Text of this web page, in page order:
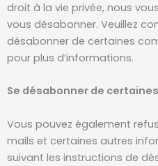
droit à la vie privée, nous
vous désabonner. Veuillez
désabonner de certaines
pour plus d’informations.
Se désabonner de
Vous pouvez également
mails et certaines autres
suivant les instructions de